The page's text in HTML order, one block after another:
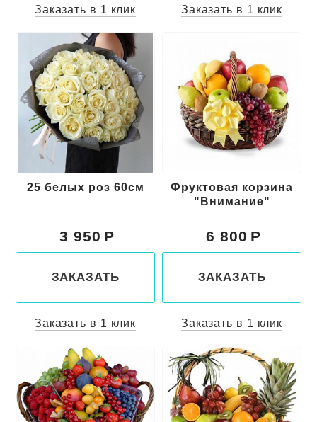
Заказать в 1 клик Заказать в 1 клик
25 белых роз 60см
3 950
ЗАКАЗАТЬ
Заказать в 1 клик
Фруктовая корзина
"Внимание"
6 800
ЗАКАЗАТЬ
Заказать в 1 клик